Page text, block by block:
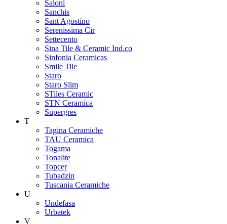
Saloni
Sanchis
Sant Agostino
Serenissima Cir
Settecento
Sina Tile & Ceramic Ind.co
Sinfonia Ceramicas
Smile Tile
Staro
Staro Slim
STiles Ceramic
STN Ceramica
Supergres
T
Tagina Ceramiche
TAU Ceramica
Togama
Tonalite
Topcer
Tubadzin
Tuscania Ceramiche
U
Undefasa
Urbatek
V